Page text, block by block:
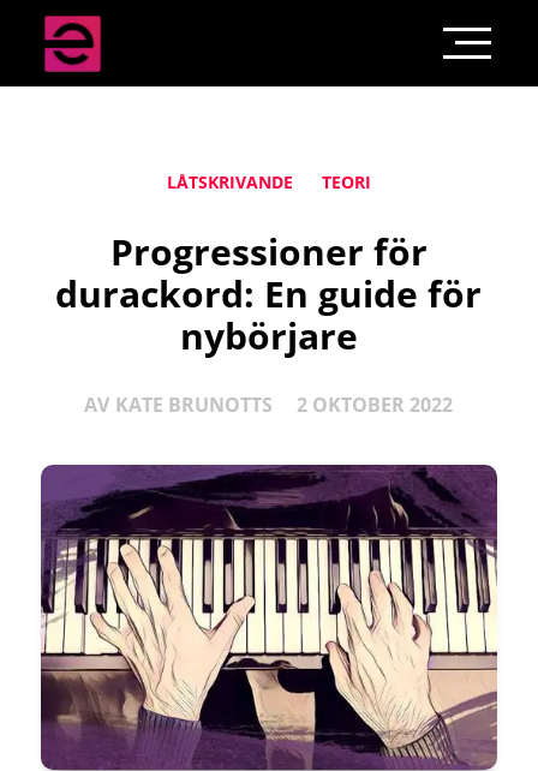
LÅTSKRIVANDE TEORI
Progressioner för
durackord: En guide för
nybörjare
AV KATE BRUNOTTS 2 OKTOBER 2022